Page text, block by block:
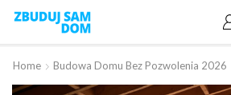
Home Budowa Domu Bez Pozwolenia 2026